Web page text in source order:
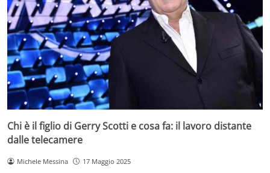
Chi è il figlio di Gerry Scotti e cosa fa: il lavoro distante
dalle telecamere
Michele Messina 17 Maggio 2025